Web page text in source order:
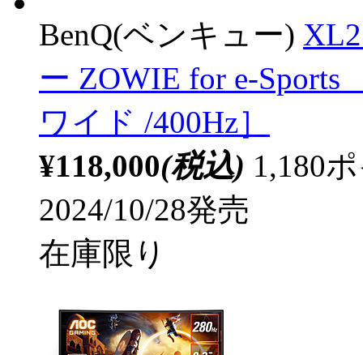
BenQ(ベンキュー)
ー ZOWIE for e-Sports
ワイド /400Hz］
¥118,000(税込) 1,180
2024/10/28発売
在庫限り